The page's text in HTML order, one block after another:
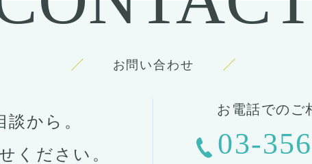
お問い合わせ
から。
ください。
お電話でのご
03-